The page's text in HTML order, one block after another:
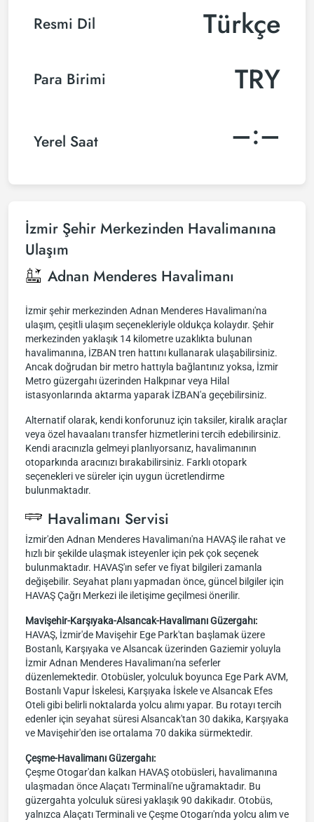
Resmi Dil Türkçe
Para Birimi TRY
Yerel Saat –:–
İzmir Şehir Merkezinden Havalimanına
Ulaşım
Adnan Menderes Havalimanı
İzmir şehir merkezinden Adnan Menderes Havalimanı'na
ulaşım, çeşitli ulaşım seçenekleriyle oldukça kolaydır. Şehir
merkezinden yaklaşık 14 kilometre uzaklıkta bulunan
havalimanına, İZBAN tren hattını kullanarak ulaşabilirsiniz.
Ancak doğrudan bir metro hattıyla bağlantınız yoksa, İzmir
Metro güzergahı üzerinden Halkpınar veya Hilal
istasyonlarında aktarma yaparak İZBAN'a geçebilirsiniz.
Alternatif olarak, kendi konforunuz için taksiler, kiralık araçlar
veya özel havaalanı transfer hizmetlerini tercih edebilirsiniz.
Kendi aracınızla gelmeyi planlıyorsanız, havalimanının
otoparkında aracınızı bırakabilirsiniz. Farklı otopark
seçenekleri ve süreler için uygun ücretlendirme
bulunmaktadır.
Havalimanı Servisi
İzmir'den Adnan Menderes Havalimanı'na HAVAŞ ile rahat ve
hızlı bir şekilde ulaşmak isteyenler için pek çok seçenek
bulunmaktadır. HAVAŞ'ın sefer ve fiyat bilgileri zamanla
değişebilir. Seyahat planı yapmadan önce, güncel bilgiler için
HAVAŞ Çağrı Merkezi ile iletişime geçilmesi önerilir.
Mavişehir-Karşıyaka-Alsancak-Havalimanı Güzergahı:
HAVAŞ, İzmir'de Mavişehir Ege Park'tan başlamak üzere
Bostanlı, Karşıyaka ve Alsancak üzerinden Gaziemir yoluyla
İzmir Adnan Menderes Havalimanı'na seferler
düzenlemektedir. Otobüsler, yolculuk boyunca Ege Park AVM,
Bostanlı Vapur İskelesi, Karşıyaka İskele ve Alsancak Efes
Oteli gibi belirli noktalarda yolcu alımı yapar. Bu rotayı tercih
edenler için seyahat süresi Alsancak'tan 30 dakika, Karşıyaka
ve Mavişehir'den ise ortalama 70 dakika sürmektedir.
Çeşme-Havalimanı Güzergahı:
Çeşme Otogar'dan kalkan HAVAŞ otobüsleri, havalimanına
ulaşmadan önce Alaçatı Terminali'ne uğramaktadır. Bu
güzergahta yolculuk süresi yaklaşık 90 dakikadır. Otobüs,
yalnızca Alaçatı Terminali ve Çeşme Otogarı'nda yolcu alım ve